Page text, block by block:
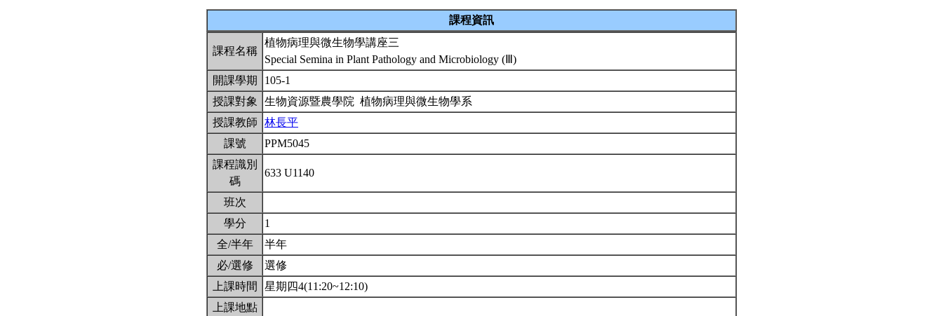
課程資訊
課程名稱
植物病理與微生物學講座三
Special Semina in Plant Pathology and Microbiology (Ⅲ)
開課學期
105-1
授課對象
生物資源暨農學院 植物病理與微生物學系
授課教師
林長平
課號
PPM5045
課程識別
碼
633 U1140
班次
學分
1
全/半年
半年
必/選修
選修
上課時間
星期四4(11:20~12:10)
上課地點